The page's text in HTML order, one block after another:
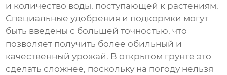
и количество воды, поступающей к растениям.
Специальные удобрения и подкормки могут
быть введены с большей точностью, что
позволяет получить более обильный и
качественный урожай. В открытом грунте это
сделать сложнее, поскольку на погоду нельзя